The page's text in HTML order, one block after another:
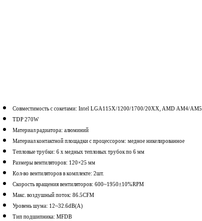
Совместимость с сокетами: Intel LGA115X/1200/1700/20XX, AMD AM4/AM5
TDP 270W
Материал радиатора: алюминий
Материал контактной площадки с процессором: медное никелированное
Тепловые трубки: 6 х медных тепловых трубок по 6 мм
Размеры вентиляторов: 120×25 мм
Кол-во вентиляторов в комплекте: 2шт.
Скорость вращения вентиляторов: 600~1950±10%RPM
Макс. воздушный поток: 86.5CFM
Уровень шума: 12~32.6dB(A)
Тип подшипника: MFDB